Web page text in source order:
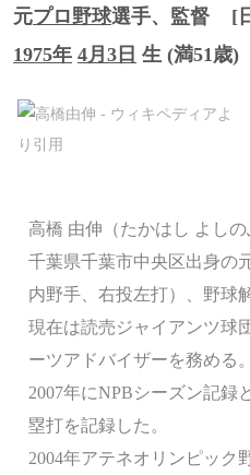
元プロ野球選手、監督
[
1975年 4月3日 生 (満51歳)
高橋 由伸（たかはし よしの
千葉県千葉市中央区出身の
内野手、右投左打）、野球
現在は読売ジャイアンツ球
ーツアドバイザーを務める。
2007年にNPBシーズン記録
塁打を記録した。
2004年アテネオリンピック